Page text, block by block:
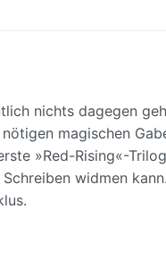
nichts dagegen
magischen
»Red-Rising«-
widmen